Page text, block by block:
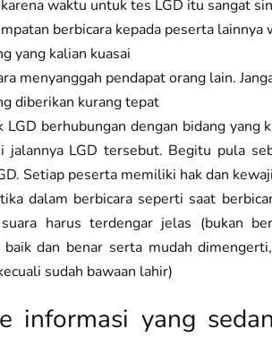
waktu untuk tes LGD itu sangat
berbicara kepada peserta
yang kalian kuasai
menyanggah pendapat orang lain.
diberikan kurang tepat
berhubungan dengan bidang yang
jalannya LGD tersebut. Begitu pula
Setiap peserta memiliki hak dan
dalam berbicara seperti saat
harus terdengar jelas (bukan
baik dan benar serta mudah
sudah bawaan lahir)
informasi yang